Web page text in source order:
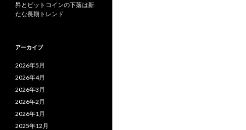
昇とビットコインの下落は新
たな長期トレンド
アーカイブ
2026年5月
2026年4月
2026年3月
2026年2月
2026年1月
2025年12月